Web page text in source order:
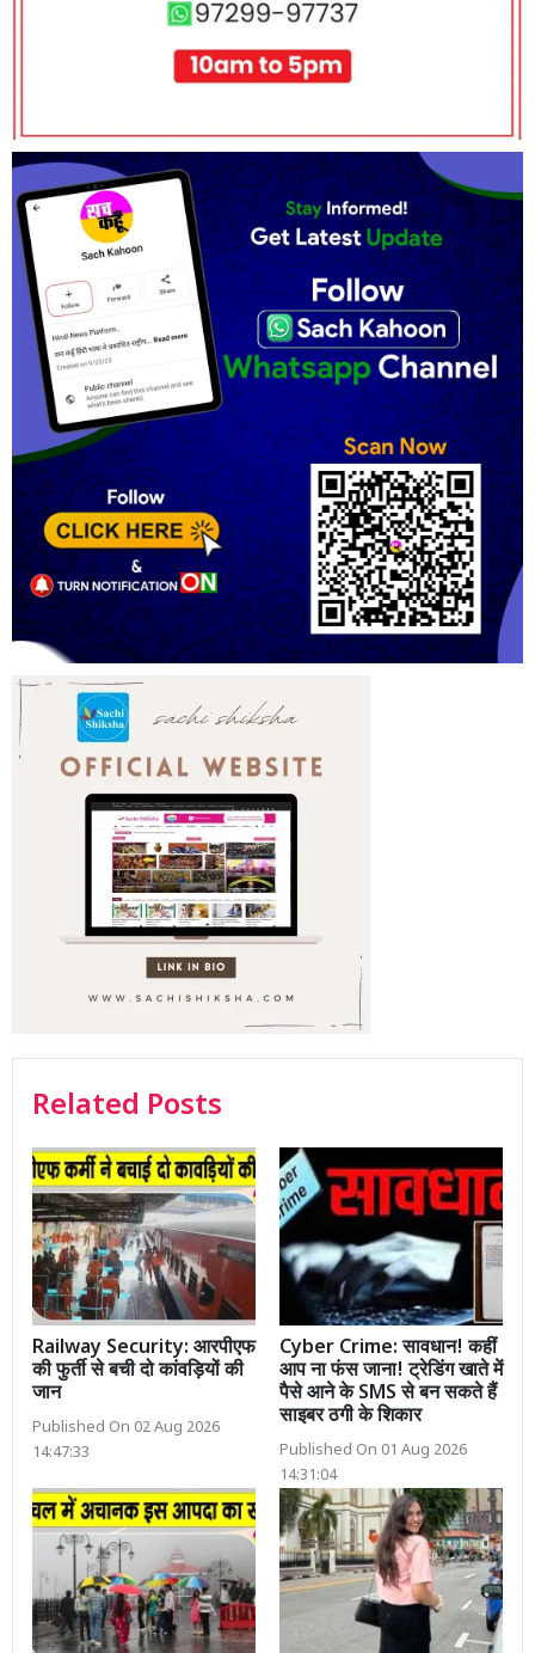
Related Posts
Railway Security: आरपीएफ
की फुर्ती से बची दो कांवड़ियों की
जान
Published On 02 Aug 2026
14:47:33
Cyber Crime: सावधान! कहीं
आप ना फंस जाना! ट्रेडिंग खाते में
पैसे आने के SMS से बन सकते हैं
साइबर ठगी के शिकार
Published On 01 Aug 2026
14:31:04